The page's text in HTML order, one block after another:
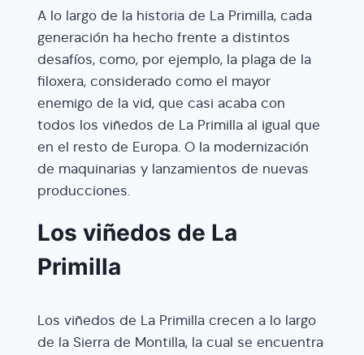
A lo largo de la historia de La Primilla, cada
generación ha hecho frente a distintos
desafíos, como, por ejemplo, la plaga de la
filoxera, considerado como el mayor
enemigo de la vid, que casi acaba con
todos los viñedos de La Primilla al igual que
en el resto de Europa. O la modernización
de maquinarias y lanzamientos de nuevas
producciones.
Los viñedos de La
Primilla
Los viñedos de La Primilla crecen a lo largo
de la Sierra de Montilla, la cual se encuentra